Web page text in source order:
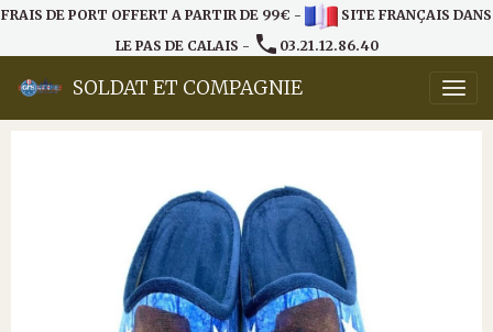
FRAIS DE PORT OFFERT A PARTIR DE 99€ -
SITE FRANÇAIS DANS
LE PAS DE CALAIS -
03.21.12.86.40
SOLDAT ET COMPAGNIE